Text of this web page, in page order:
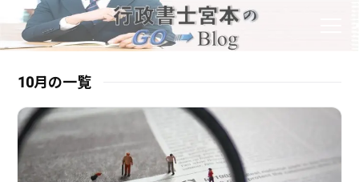
10月の一覧